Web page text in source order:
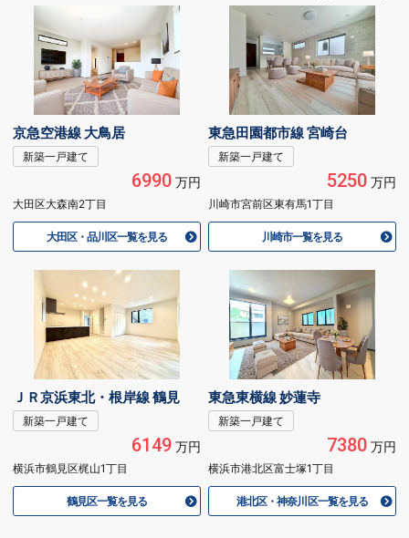
京急空港線 大鳥居
新築一戸建て
6990万円
大田区大森南2丁目
大田区・品川区一覧を見る
東急田園都市線 宮崎台
新築一戸建て
5250万円
川崎市宮前区東有馬1丁目
川崎市一覧を見る
ＪＲ京浜東北・根岸線 鶴見
新築一戸建て
6149万円
横浜市鶴見区梶山1丁目
鶴見区一覧を見る
東急東横線 妙蓮寺
新築一戸建て
7380万円
横浜市港北区富士塚1丁目
港北区・神奈川区一覧を見る